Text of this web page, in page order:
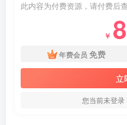
此内容为付费资源，请付费后
￥
年费会员 免费
立
您当前未登